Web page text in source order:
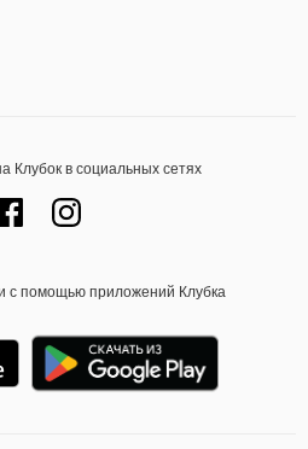
Клубок в социальных сетях
с помощью приложений Клубка